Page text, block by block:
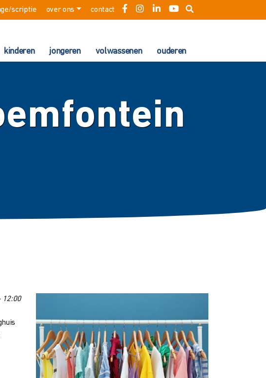
scriptie over ons contact
kinderen jongeren volwassenen ouderen
12:00